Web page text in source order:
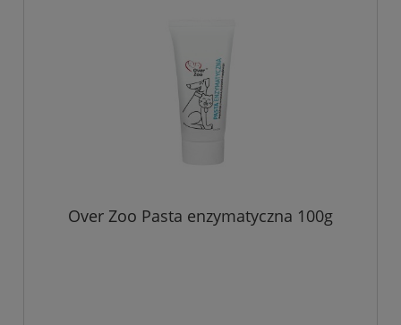
Over Zoo Pasta enzymatyczna 100g